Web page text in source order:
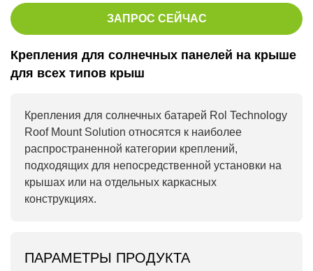
ЗАПРОС СЕЙЧАС
Крепления для солнечных панелей на крыше
для всех типов крыш
Крепления для солнечных батарей Rol Technology
Roof Mount Solution относятся к наиболее
распространенной категории креплений,
подходящих для непосредственной установки на
крышах или на отдельных каркасных
конструкциях.
ПАРАМЕТРЫ ПРОДУКТА